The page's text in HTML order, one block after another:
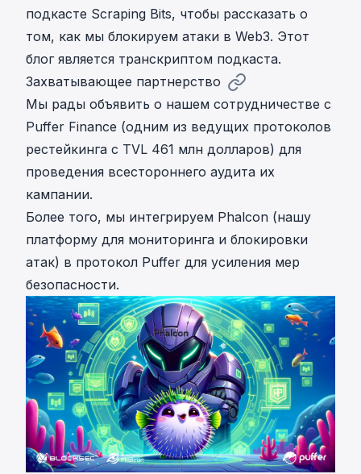
подкасте Scraping Bits, чтобы рассказать о
том, как мы блокируем атаки в Web3. Этот
блог является транскриптом подкаста.
Захватывающее партнерство
Мы рады объявить о нашем сотрудничестве с
Puffer Finance (одним из ведущих протоколов
рестейкинга с TVL 461 млн долларов) для
проведения всестороннего аудита их
кампании.
Более того, мы интегрируем Phalcon (нашу
платформу для мониторинга и блокировки
атак) в протокол Puffer для усиления мер
безопасности.